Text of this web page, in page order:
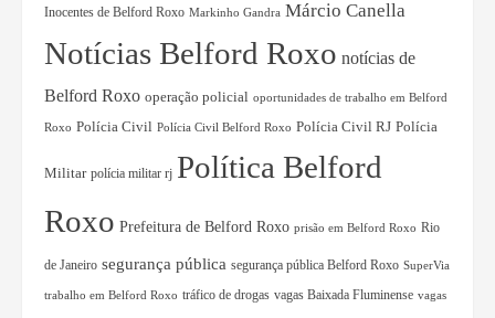
Inocentes de Belford Roxo Markinho Gandra Márcio Canella
Notícias Belford Roxo notícias de
Belford Roxo operação policial oportunidades de trabalho em Belford
Roxo Polícia Civil Polícia Civil Belford Roxo Polícia Civil RJ Polícia
Militar polícia militar rj Política Belford
Roxo Prefeitura de Belford Roxo prisão em Belford Roxo Rio
de Janeiro segurança pública segurança pública Belford Roxo SuperVia
trabalho em Belford Roxo tráfico de drogas vagas Baixada Fluminense vagas